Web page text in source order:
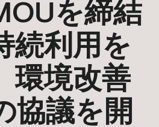
を締結
続利用を
環境改善
協議を開